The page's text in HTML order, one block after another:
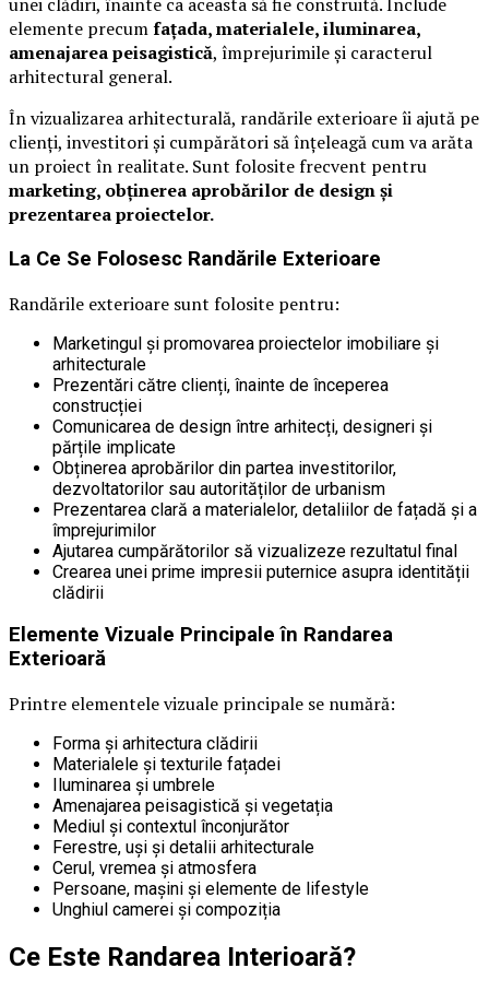
elemente precumfațada, materialele, iluminarea,
amenajarea peisagistică, împrejurimile și caracterul
arhitectural general.
În vizualizarea arhitecturală, randările exterioare îi ajută pe
clienți, investitori și cumpărători să înțeleagă cum va arăta
un proiect în realitate. Sunt folosite frecvent pentru
marketing, obținerea aprobărilor de design și
prezentarea proiectelor.
La Ce Se Folosesc Randările Exterioare
Randările exterioare sunt folosite pentru:
Marketingul și promovarea proiectelor imobiliare și
arhitecturale
Prezentări către clienți, înainte de începerea
construcției
Comunicarea de design între arhitecți, designeri și
părțile implicate
Obținerea aprobărilor din partea investitorilor,
dezvoltatorilor sau autorităților de urbanism
Prezentarea clară a materialelor, detaliilor de fațadă și a
împrejurimilor
Ajutarea cumpărătorilor să vizualizeze rezultatul final
Crearea unei prime impresii puternice asupra identității
clădirii
Elemente Vizuale Principale în Randarea
Exterioară
Printre elementele vizuale principale se numără:
Forma și arhitectura clădirii
Materialele și texturile fațadei
Iluminarea și umbrele
Amenajarea peisagistică și vegetația
Mediul și contextul înconjurător
Ferestre, uși și detalii arhitecturale
Cerul, vremea și atmosfera
Persoane, mașini și elemente de lifestyle
Unghiul camerei și compoziția
Ce Este Randarea Interioară?